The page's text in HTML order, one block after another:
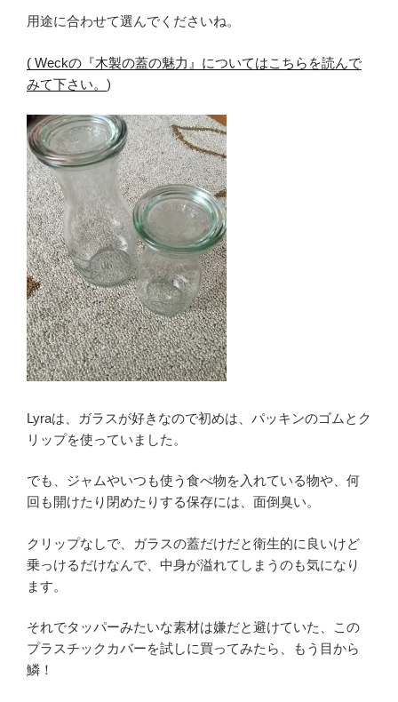
用途に合わせて選んでくださいね。
( Weckの『木製の蓋の魅力』についてはこちらを読んで
みて下さい。 )
Lyraは、ガラスが好きなので初めは、パッキンのゴムとク
リップを使っていました。
でも、ジャムやいつも使う食べ物を入れている物や、何
回も開けたり閉めたりする保存には、面倒臭い。
クリップなしで、ガラスの蓋だけだと衛生的に良いけど
乗っけるだけなんで、中身が溢れてしまうのも気になり
ます。
それでタッパーみたいな素材は嫌だと避けていた、この
プラスチックカバーを試しに買ってみたら、もう目から
鱗！